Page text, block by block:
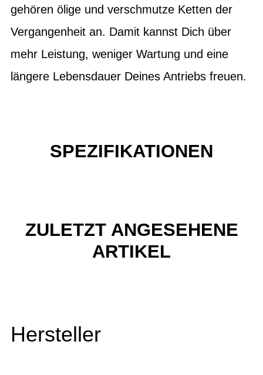
gehören ölige und verschmutze Ketten der
Vergangenheit an. Damit kannst Dich über
mehr Leistung, weniger Wartung und eine
längere Lebensdauer Deines Antriebs freuen.
SPEZIFIKATIONEN
ZULETZT ANGESEHENE
ARTIKEL
Hersteller